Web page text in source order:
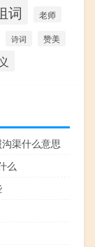
词 老师
诗词 赞美
渠什么意思
么